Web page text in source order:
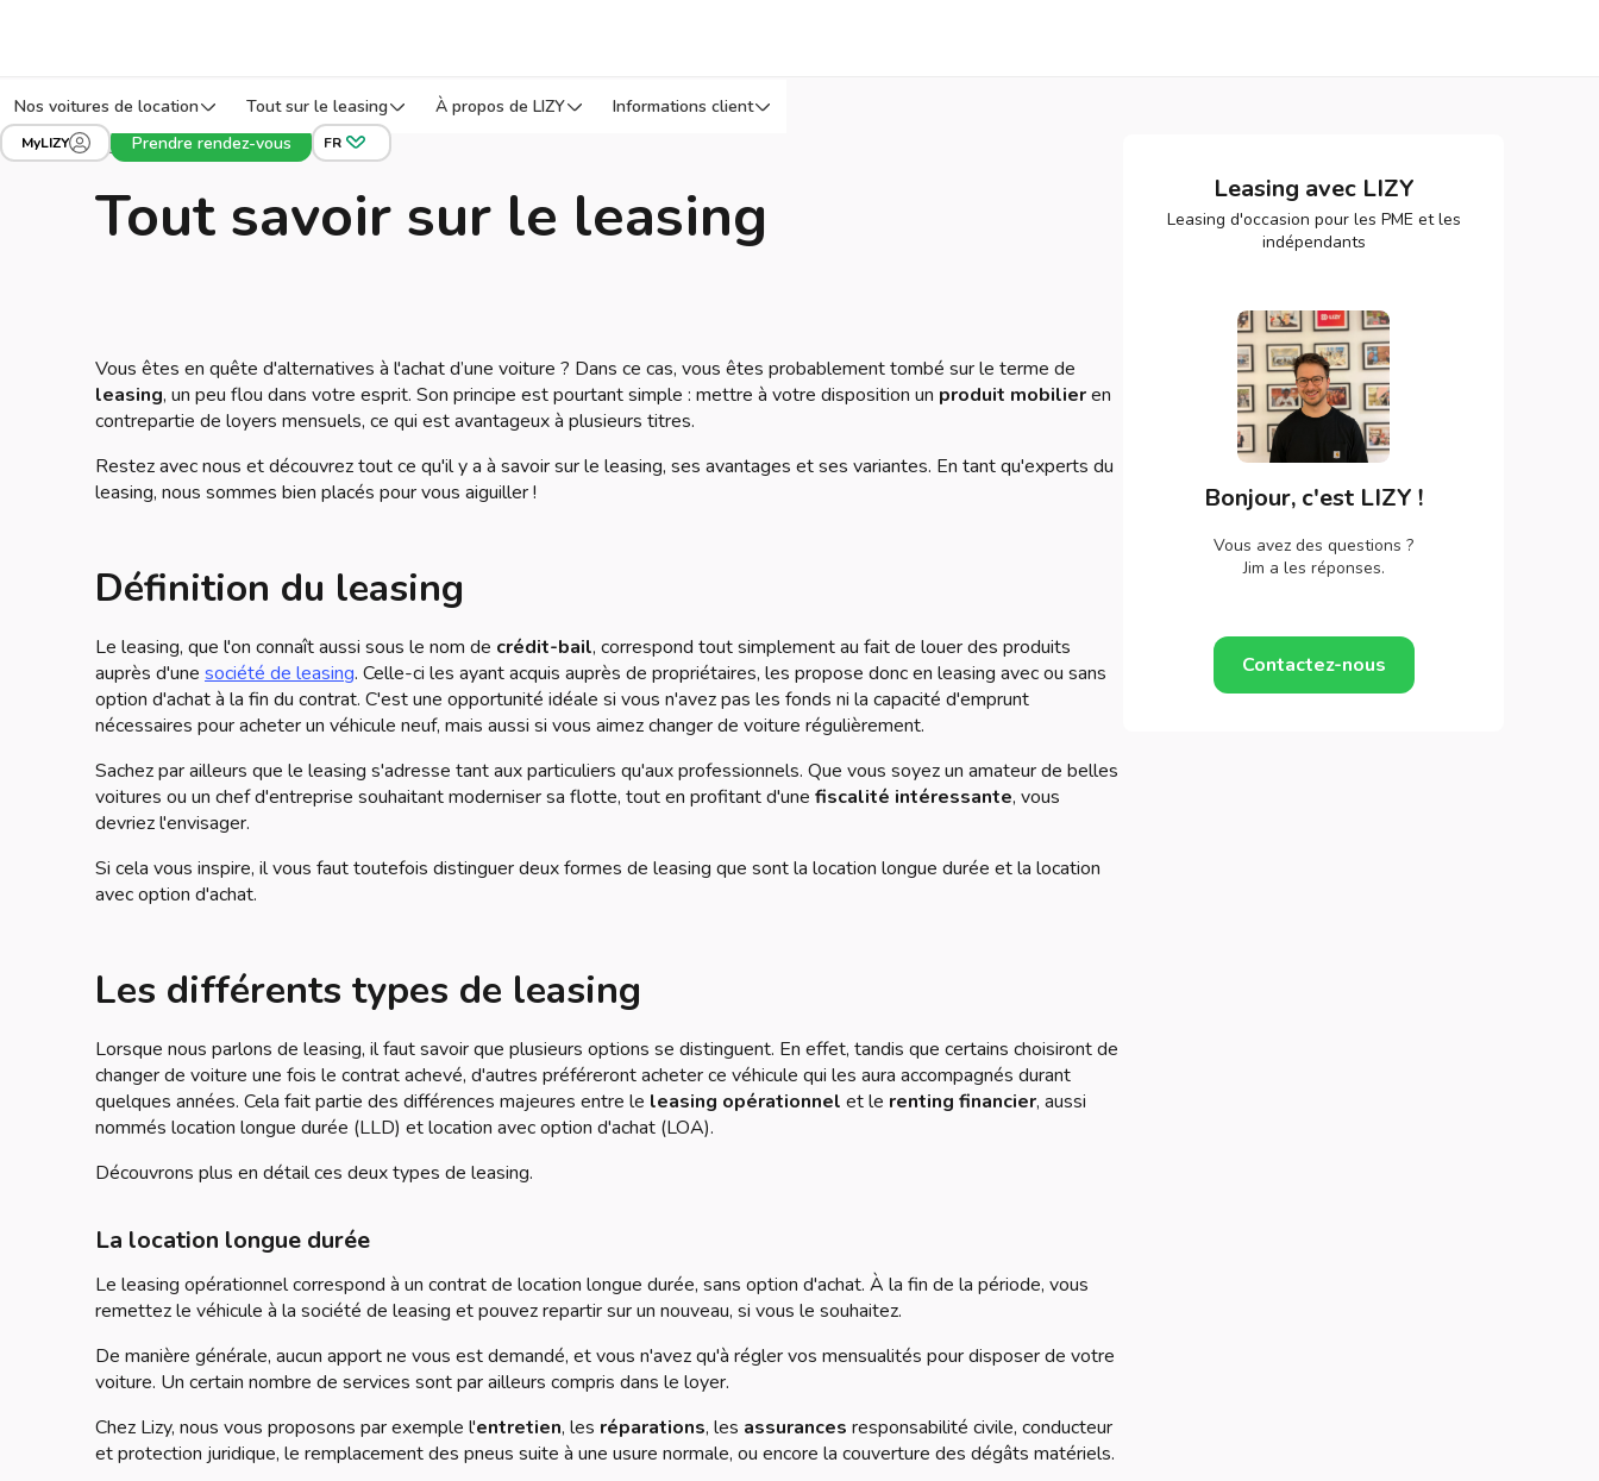
Nos voitures de location Tout sur le leasing À propos de LIZY Informations client
MyLIZY Prendre rendez-vous FR
Leasing voiture Blog
Tout savoir sur le leasing
Vous êtes en quête d'alternatives à l'achat d’une voiture ? Dans ce cas, vous êtes probablement tombé sur le terme de
leasing, un peu flou dans votre esprit. Son principe est pourtant simple : mettre à votre disposition un produit mobilieren
contrepartie de loyers mensuels, ce qui est avantageux à plusieurs titres.
Restez avec nous et découvrez tout ce qu'il y a à savoir sur le leasing, ses avantages et ses variantes. En tant qu'experts du
leasing, nous sommes bien placés pour vous aiguiller !
Définition du leasing
Le leasing, que l'on connaît aussi sous le nom de crédit-bail, correspond tout simplement au fait de louer des produits
auprès d'une société de leasing. Celle-ci les ayant acquis auprès de propriétaires, les propose donc en leasing avec ou sans
option d'achat à la fin du contrat. C'est une opportunité idéale si vous n'avez pas les fonds ni la capacité d'emprunt
nécessaires pour acheter un véhicule neuf, mais aussi si vous aimez changer de voiture régulièrement.
Sachez par ailleurs que le leasing s'adresse tant aux particuliers qu'aux professionnels. Que vous soyez un amateur de belles
voitures ou un chef d'entreprise souhaitant moderniser sa flotte, tout en profitant d'une fiscalité intéressante, vous
devriez l'envisager.
Si cela vous inspire, il vous faut toutefois distinguer deux formes de leasing que sont la location longue durée et la location
avec option d'achat.
Les différents types de leasing
Lorsque nous parlons de leasing, il faut savoir que plusieurs options se distinguent. En effet, tandis que certains choisiront de
changer de voiture une fois le contrat achevé, d'autres préféreront acheter ce véhicule qui les aura accompagnés durant
quelques années. Cela fait partie des différences majeures entre le leasing opérationnel et le renting financier, aussi
nommés location longue durée (LLD) et location avec option d'achat (LOA).
Découvrons plus en détail ces deux types de leasing.
La location longue durée
Le leasing opérationnel correspond à un contrat de location longue durée, sans option d'achat. À la fin de la période, vous
remettez le véhicule à la société de leasing et pouvez repartir sur un nouveau, si vous le souhaitez.
De manière générale, aucun apport ne vous est demandé, et vous n'avez qu'à régler vos mensualités pour disposer de votre
voiture. Un certain nombre de services sont par ailleurs compris dans le loyer.
Chez Lizy, nous vous proposons par exemple l'entretien, les réparations, les assurances responsabilité civile, conducteur
et protection juridique, le remplacement des pneus suite à une usure normale, ou encore la couverture des dégâts matériels.
Leasing avec LIZY
Leasing d'occasion pour les PME et les
indépendants
Bonjour, c'est LIZY !
Vous avez des questions ?
Jim a les réponses.
Contactez-nous